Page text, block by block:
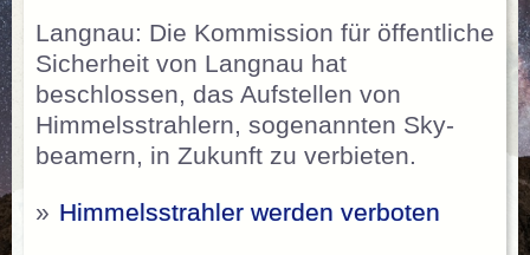
Langnau: Die Kommission für öffentliche
Sicherheit von Langnau hat
beschlossen, das Aufstellen von
Himmelsstrahlern, sogenannten Sky-
beamern, in Zukunft zu verbieten.
» Himmelsstrahler werden verboten